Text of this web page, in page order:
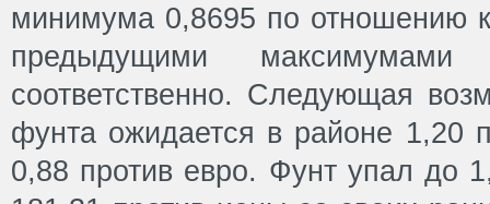
минимума 0,8695 по отношению
предыдущими
соответственно. Следующая
фунта ожидается в районе 1,20
0,88 против евро. Фунт упал до